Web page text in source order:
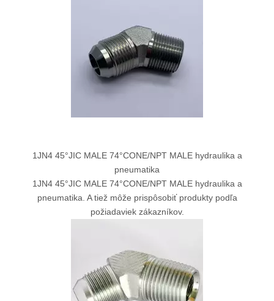
1JN4 45°JIC MALE 74°CONE/NPT MALE hydraulika a
pneumatika
1JN4 45°JIC MALE 74°CONE/NPT MALE hydraulika a
pneumatika. A tiež môže prispôsobiť produkty podľa
požiadaviek zákazníkov.